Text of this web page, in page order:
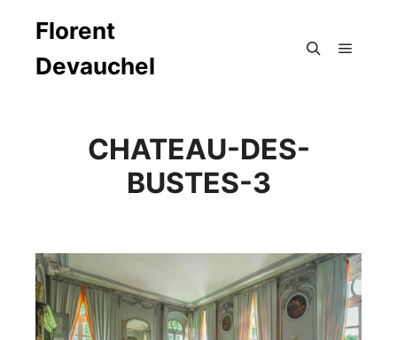
Florent
Devauchel
CHATEAU-DES-
BUSTES-3